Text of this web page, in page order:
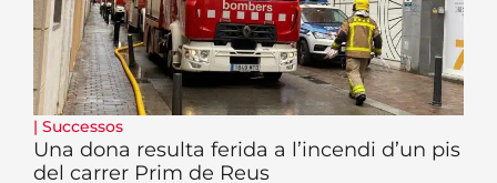
| Successos
Una dona resulta ferida a l’incendi d’un pis
del carrer Prim de Reus